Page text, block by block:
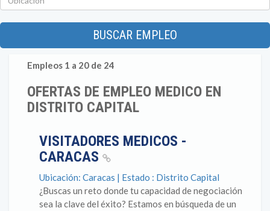
BUSCAR EMPLEO
Empleos 1 a 20 de 24
OFERTAS DE EMPLEO MEDICO EN
DISTRITO CAPITAL
VISITADORES MEDICOS -
CARACAS
Ubicación: Caracas | Estado : Distrito Capital
¿Buscas un reto donde tu capacidad de negociación
sea la clave del éxito? Estamos en búsqueda de un